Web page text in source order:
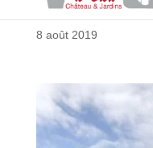
8 août 2019